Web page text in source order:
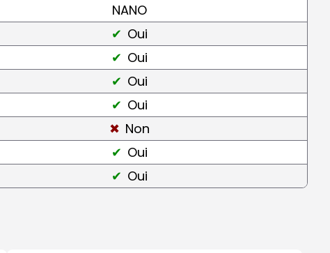
NANO
Oui
Oui
Oui
Oui
Non
Oui
Oui